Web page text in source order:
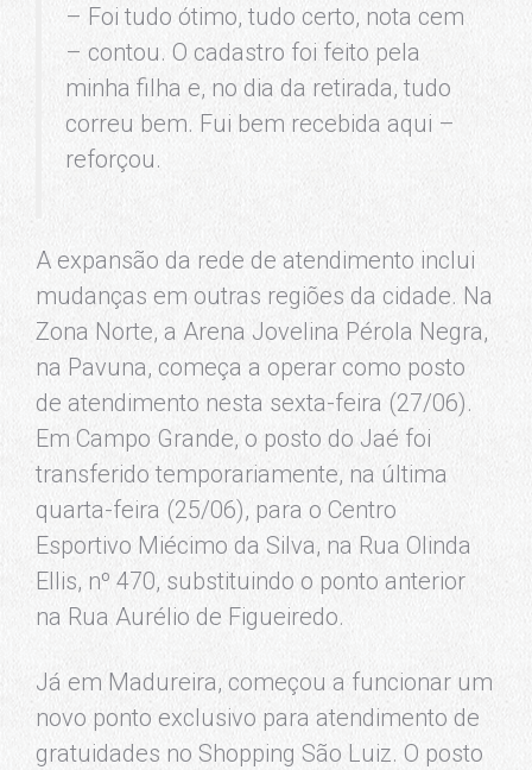
– Foi tudo ótimo, tudo certo, nota cem
– contou. O cadastro foi feito pela
minha filha e, no dia da retirada, tudo
correu bem. Fui bem recebida aqui –
reforçou.
A expansão da rede de atendimento inclui
mudanças em outras regiões da cidade. Na
Zona Norte, a Arena Jovelina Pérola Negra,
na Pavuna, começa a operar como posto
de atendimento nesta sexta-feira (27/06).
Em Campo Grande, o posto do Jaé foi
transferido temporariamente, na última
quarta-feira (25/06), para o Centro
Esportivo Miécimo da Silva, na Rua Olinda
Ellis, nº 470, substituindo o ponto anterior
na Rua Aurélio de Figueiredo.
Já em Madureira, começou a funcionar um
novo ponto exclusivo para atendimento de
gratuidades no Shopping São Luiz. O posto